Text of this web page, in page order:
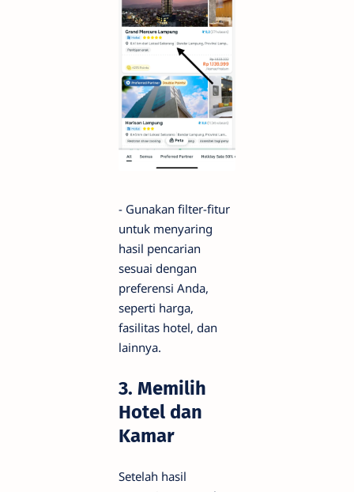
- Gunakan filter-fitur
untuk menyaring
hasil pencarian
sesuai dengan
preferensi Anda,
seperti harga,
fasilitas hotel, dan
lainnya.
3. Memilih
Hotel dan
Kamar
Setelah hasil